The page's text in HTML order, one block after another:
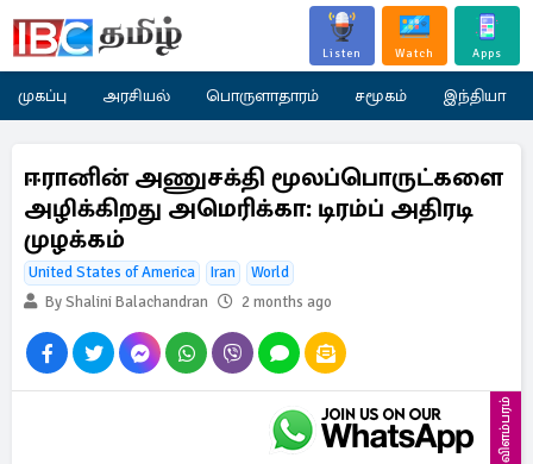
Listen Watch Apps
முகப்பு அரசியல் பொருளாதாரம் சமூகம் இந்தியா
ஈரானின் அணுசக்தி மூலப்பொருட்களை
அழிக்கிறது அமெரிக்கா: டிரம்ப் அதிரடி
முழக்கம்
United States of America Iran
World
By Shalini Balachandran
2 months ago
விளம்பரம்